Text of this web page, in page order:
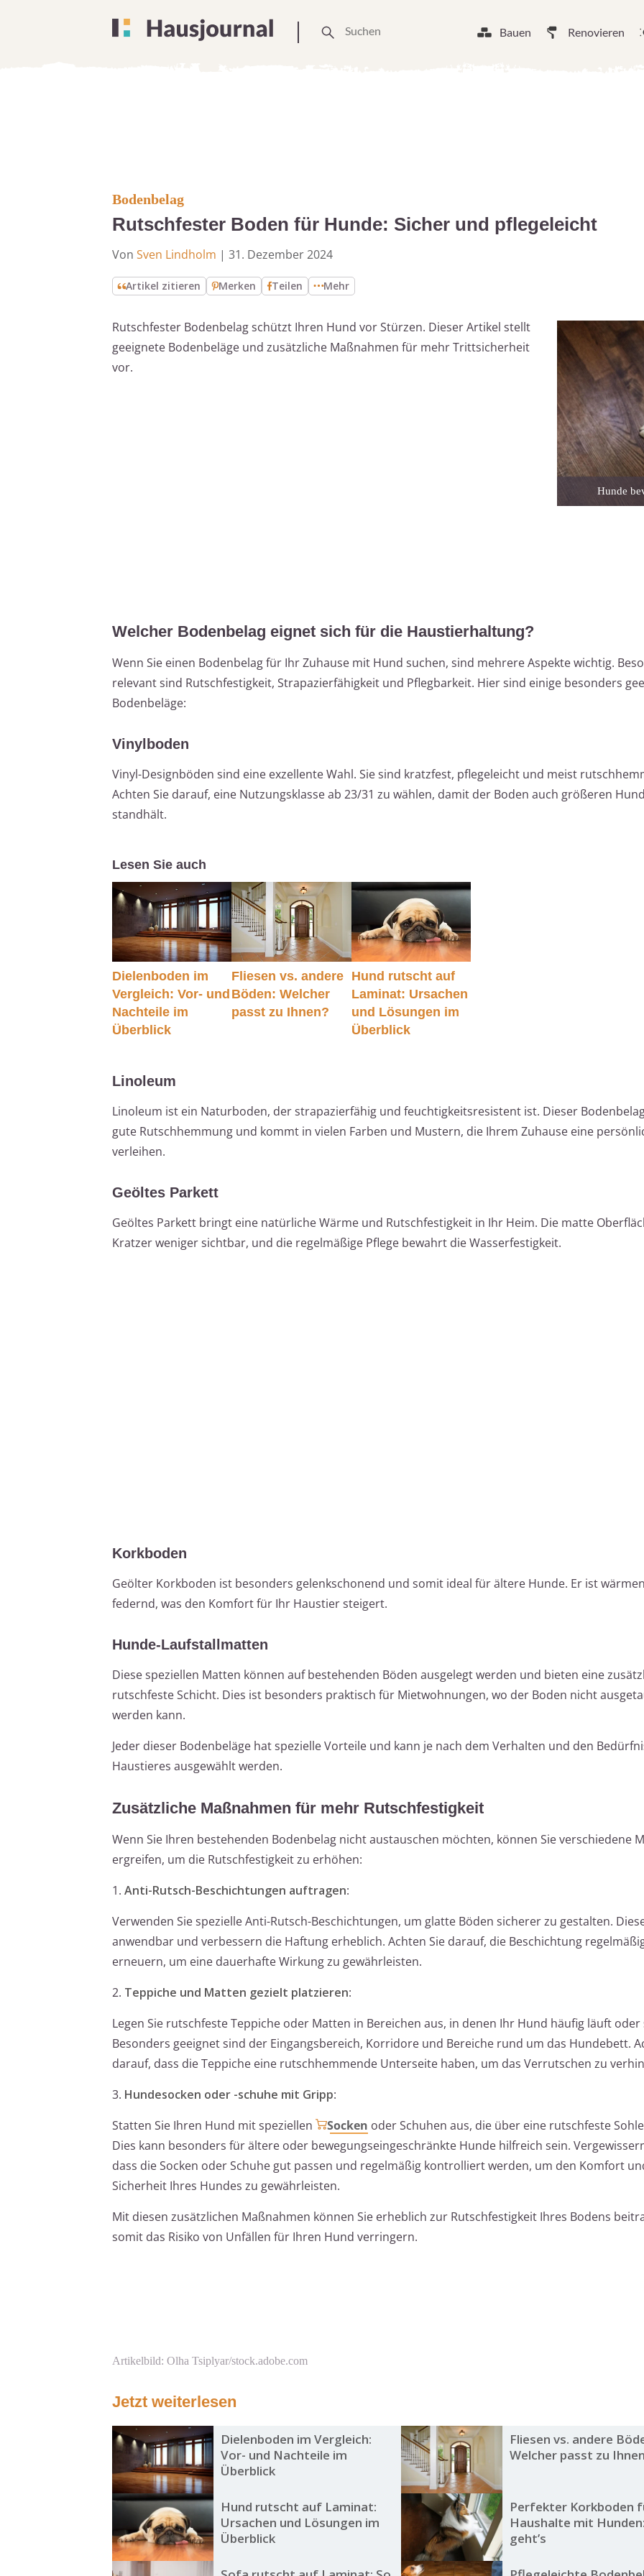
Bauen Renovieren
Bodenbelag
Rutschfester Boden für Hunde: Sicher und pflegeleicht
Von Sven Lindholm | 31. Dezember 2024
Artikel zitieren Merken Teilen Mehr
Rutschfester Bodenbelag schützt Ihren Hund vor Stürzen. Dieser Artikel stellt
geeignete Bodenbeläge und zusätzliche Maßnahmen für mehr Trittsicherheit
vor.
Hunde
Welcher Bodenbelag eignet sich für die Haustierhaltung?
Wenn Sie einen Bodenbelag für Ihr Zuhause mit Hund suchen, sind mehrere Aspekte wichtig.
relevant sind Rutschfestigkeit, Strapazierfähigkeit und Pflegbarkeit. Hier sind einige besonders
Bodenbeläge:
Vinylboden
Vinyl-Designböden sind eine exzellente Wahl. Sie sind kratzfest, pflegeleicht und meist
Achten Sie darauf, eine Nutzungsklasse ab 23/31 zu wählen, damit der Boden auch größeren
standhält.
Lesen Sie auch
Dielenboden im
Vergleich: Vor- und
Nachteile im
Überblick
Fliesen vs. andere
Böden: Welcher
passt zu Ihnen?
Hund rutscht auf
Laminat: Ursachen
und Lösungen im
Überblick
Linoleum
Linoleum ist ein Naturboden, der strapazierfähig und feuchtigkeitsresistent ist. Dieser
gute Rutschhemmung und kommt in vielen Farben und Mustern, die Ihrem Zuhause eine
verleihen.
Geöltes Parkett
Geöltes Parkett bringt eine natürliche Wärme und Rutschfestigkeit in Ihr Heim. Die matte
Kratzer weniger sichtbar, und die regelmäßige Pflege bewahrt die Wasserfestigkeit.
Korkboden
Geölter Korkboden ist besonders gelenkschonend und somit ideal für ältere Hunde. Er ist
federnd, was den Komfort für Ihr Haustier steigert.
Hunde-Laufstallmatten
Diese speziellen Matten können auf bestehenden Böden ausgelegt werden und bieten eine
rutschfeste Schicht. Dies ist besonders praktisch für Mietwohnungen, wo der Boden nicht
werden kann.
Jeder dieser Bodenbeläge hat spezielle Vorteile und kann je nach dem Verhalten und den
Haustieres ausgewählt werden.
Zusätzliche Maßnahmen für mehr Rutschfestigkeit
Wenn Sie Ihren bestehenden Bodenbelag nicht austauschen möchten, können Sie verschiedene
ergreifen, um die Rutschfestigkeit zu erhöhen:
1. Anti-Rutsch-Beschichtungen auftragen:
Verwenden Sie spezielle Anti-Rutsch-Beschichtungen, um glatte Böden sicherer zu gestalten.
anwendbar und verbessern die Haftung erheblich. Achten Sie darauf, die Beschichtung
erneuern, um eine dauerhafte Wirkung zu gewährleisten.
2. Teppiche und Matten gezielt platzieren:
Legen Sie rutschfeste Teppiche oder Matten in Bereichen aus, in denen Ihr Hund häufig läuft oder
Besonders geeignet sind der Eingangsbereich, Korridore und Bereiche rund um das Hundebett.
darauf, dass die Teppiche eine rutschhemmende Unterseite haben, um das Verrutschen zu
3. Hundesocken oder -schuhe mit Gripp:
Statten Sie Ihren Hund mit speziellen
Socken oder Schuhen aus, die über eine rutschfeste
Dies kann besonders für ältere oder bewegungseingeschränkte Hunde hilfreich sein.
dass die Socken oder Schuhe gut passen und regelmäßig kontrolliert werden, um den Komfort
Sicherheit Ihres Hundes zu gewährleisten.
Mit diesen zusätzlichen Maßnahmen können Sie erheblich zur Rutschfestigkeit Ihres Bodens
somit das Risiko von Unfällen für Ihren Hund verringern.
Artikelbild: Olha Tsiplyar/stock.adobe.com
Jetzt weiterlesen
Dielenboden im Vergleich:
Vor- und Nachteile im
Überblick
Fliesen vs. andere
Welcher passt zu
Hund rutscht auf Laminat:
Ursachen und Lösungen im
Überblick
Perfekter Korkboden
Haushalte mit
geht’s